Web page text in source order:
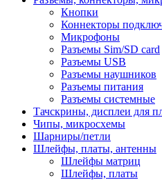
Кнопки
Коннекторы
Микрофоны
Разъемы Sim/SD card
Разъемы USB
Разъемы наушников
Разъемы питания
Разъемы системные
Тачскрины, дисплеи для
Чипы, микросхемы
Шарниры/петли
Шлейфы, платы, антенны
Шлейфы матриц
Шлейфы, платы